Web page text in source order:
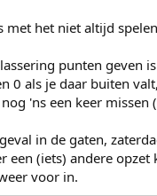
met het niet altijd
punten geven
0 als je daar buiten valt,
'ns een keer missen
in de gaten,
een (iets) andere opzet
voor in.